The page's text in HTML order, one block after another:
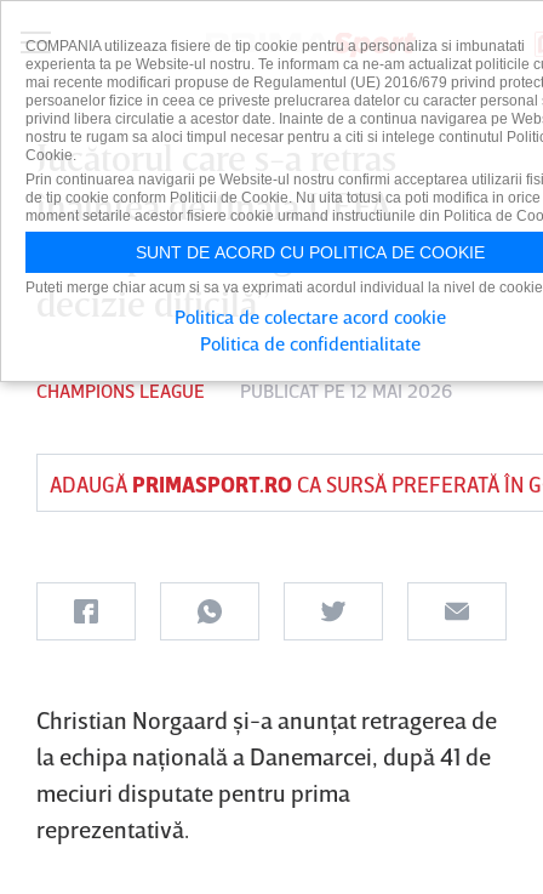
Jucătorul care s-a retras
înaintea de finala UEFA
Champions League: ”A fost o
decizie dificilă”
CHAMPIONS LEAGUE PUBLICAT PE 12 MAI 2026
ADAUGĂ PRIMASPORT.ROCA SURSĂ PREFERATĂ ÎN
Christian Norgaard şi-a anunţat retragerea de
la echipa naţională a Danemarcei, după 41 de
meciuri disputate pentru prima
reprezentativă.
COMPANIA utilizeaza fisiere de tip cookie pentru a personaliza si imbunatati
experienta ta pe Website-ul nostru. Te informam ca ne-am actualizat politicile
mai recente modificari propuse de Regulamentul (UE) 2016/679 privind
persoanelor fizice in ceea ce priveste prelucrarea datelor cu caracter personal
privind libera circulatie a acestor date. Inainte de a continua navigarea pe
nostru te rugam sa aloci timpul necesar pentru a citi si intelege continutul
Cookie.
Prin continuarea navigarii pe Website-ul nostru confirmi acceptarea utilizarii
de tip cookie conform Politicii de Cookie. Nu uita totusi ca poti modifica in orice
moment setarile acestor fisiere cookie urmand instructiunile din Politica de
SUNT DE ACORD CU POLITICA DE COOKIE
Puteti merge chiar acum si sa va exprimati acordul individual la nivel de
Politica de colectare acord cookie
Politica de confidentialitate